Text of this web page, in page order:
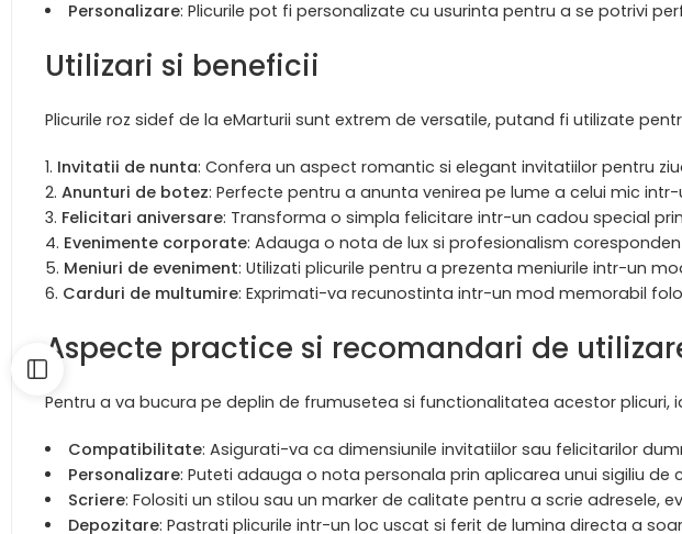
Personalizare: Plicurile pot fi personalizate cu usurinta pentru a se potrivi
Utilizari si beneficii
Plicurile roz sidef de la eMarturii sunt extrem de versatile, putand fi utilizate
Invitatii de nunta: Confera un aspect romantic si elegant invitatiilor pentru
Anunturi de botez: Perfecte pentru a anunta venirea pe lume a celui mic
Felicitari aniversare: Transforma o simpla felicitare intr-un cadou special
Evenimente corporate: Adauga o nota de lux si profesionalism
Meniuri de eveniment: Utilizati plicurile pentru a prezenta meniurile intr-un
Carduri de multumire: Exprimati-va recunostinta intr-un mod memorabil
Aspecte practice si recomandari de
Pentru a va bucura pe deplin de frumusetea si functionalitatea acestor
Compatibilitate: Asigurati-va ca dimensiunile invitatiilor sau felicitarilor
Personalizare: Puteti adauga o nota personala prin aplicarea unui sigiliu
Scriere: Folositi un stilou sau un marker de calitate pentru a scrie
Depozitare: Pastrati plicurile intr-un loc uscat si ferit de lumina directa a